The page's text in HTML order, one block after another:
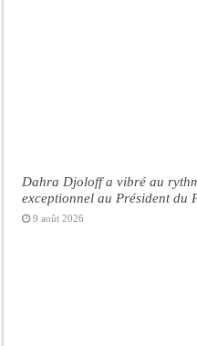
Dahra Djoloff a vibré au
exceptionnel au Président du
9 août 2026